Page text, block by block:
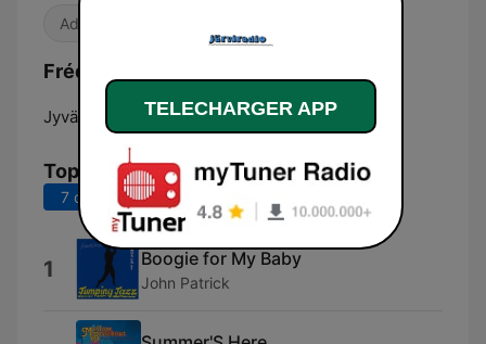
Adult Contemporary
Fréquences Järviradio:
Jyväskylä: 91.3 FM
Top titres
7 derniers jours
1 Boogie for My Baby
John Patrick
TELECHARGER APP